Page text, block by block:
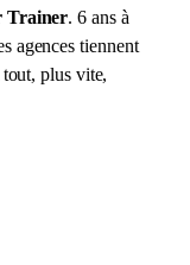
Trainer. 6 ans à
agences tiennent
plus vite,